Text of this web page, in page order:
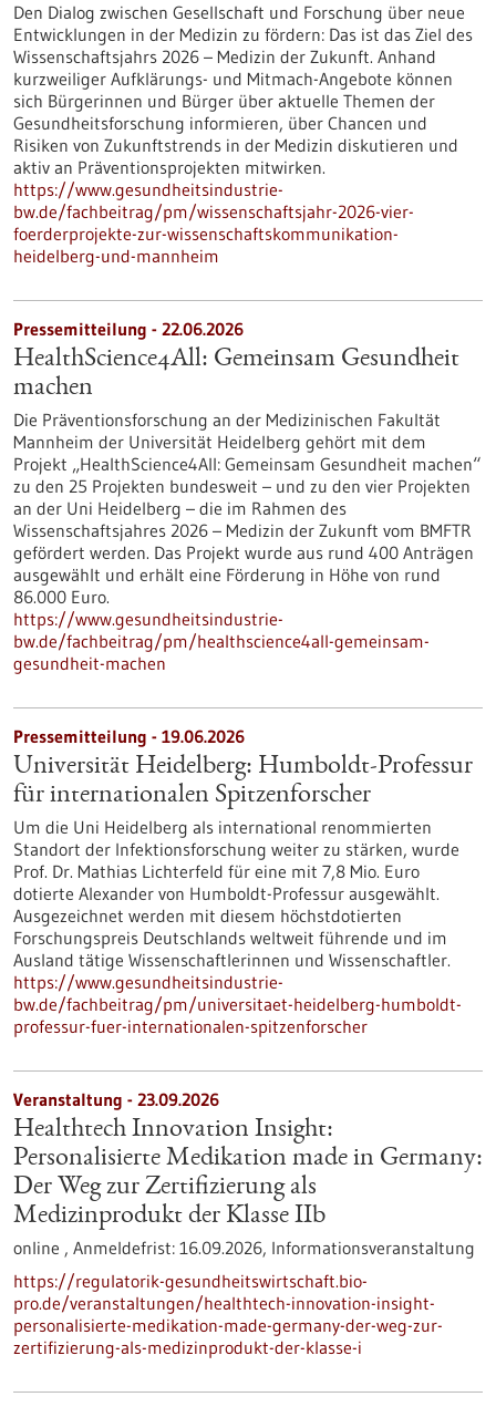
Den Dialog zwischen Gesellschaft und Forschung über neue
Entwicklungen in der Medizin zu fördern: Das ist das Ziel des
Wissenschaftsjahrs 2026 – Medizin der Zukunft. Anhand
kurzweiliger Aufklärungs- und Mitmach-Angebote können
sich Bürgerinnen und Bürger über aktuelle Themen der
Gesundheitsforschung informieren, über Chancen und
Risiken von Zukunftstrends in der Medizin diskutieren und
aktiv an Präventionsprojekten mitwirken.
https://www.gesundheitsindustrie-
bw.de/fachbeitrag/pm/wissenschaftsjahr-2026-vier-
foerderprojekte-zur-wissenschaftskommunikation-
heidelberg-und-mannheim
Pressemitteilung - 22.06.2026
HealthScience4All: Gemeinsam Gesundheit
machen
Die Präventionsforschung an der Medizinischen Fakultät
Mannheim der Universität Heidelberg gehört mit dem
Projekt „HealthScience4All: Gemeinsam Gesundheit machen“
zu den 25 Projekten bundesweit – und zu den vier Projekten
an der Uni Heidelberg – die im Rahmen des
Wissenschaftsjahres 2026 – Medizin der Zukunft vom BMFTR
gefördert werden. Das Projekt wurde aus rund 400 Anträgen
ausgewählt und erhält eine Förderung in Höhe von rund
86.000 Euro.
https://www.gesundheitsindustrie-
bw.de/fachbeitrag/pm/healthscience4all-gemeinsam-
gesundheit-machen
Pressemitteilung - 19.06.2026
Universität Heidelberg: Humboldt-Professur
für internationalen Spitzenforscher
Um die Uni Heidelberg als international renommierten
Standort der Infektionsforschung weiter zu stärken, wurde
Prof. Dr. Mathias Lichterfeld für eine mit 7,8 Mio. Euro
dotierte Alexander von Humboldt-Professur ausgewählt.
Ausgezeichnet werden mit diesem höchstdotierten
Forschungspreis Deutschlands weltweit führende und im
Ausland tätige Wissenschaftlerinnen und Wissenschaftler.
https://www.gesundheitsindustrie-
bw.de/fachbeitrag/pm/universitaet-heidelberg-humboldt-
professur-fuer-internationalen-spitzenforscher
Veranstaltung - 23.09.2026
Healthtech Innovation Insight:
Personalisierte Medikation made in Germany:
Der Weg zur Zertifizierung als
Medizinprodukt der Klasse IIb
online , Anmeldefrist: 16.09.2026, Informationsveranstaltung
https://regulatorik-gesundheitswirtschaft.bio-
pro.de/veranstaltungen/healthtech-innovation-insight-
personalisierte-medikation-made-germany-der-weg-zur-
zertifizierung-als-medizinprodukt-der-klasse-i